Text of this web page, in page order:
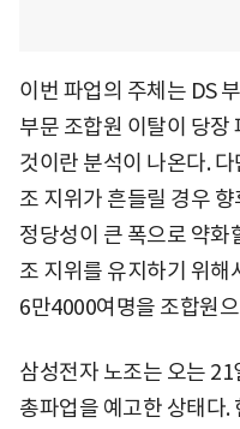
이번 파업의 주체는 DS
부문 조합원 이탈이 당장
것이란 분석이 나온다.
조 지위가 흔들릴 경우
정당성이 큰 폭으로 약화
조 지위를 유지하기 위해
6만4000여명을 조합원
삼성전자 노조는 오는
총파업을 예고한 상태다.